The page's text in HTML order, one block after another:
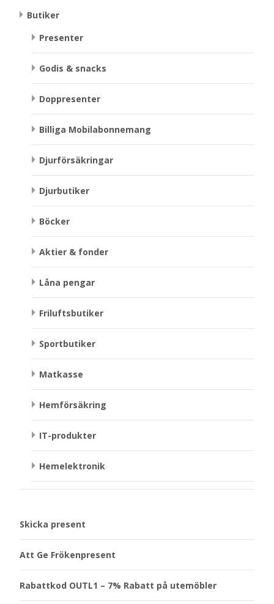
Butiker
Presenter
Godis & snacks
Doppresenter
Billiga Mobilabonnemang
Djurförsäkringar
Djurbutiker
Böcker
Aktier & fonder
Låna pengar
Friluftsbutiker
Sportbutiker
Matkasse
Hemförsäkring
IT-produkter
Hemelektronik
Skicka present
Att Ge Frökenpresent
Rabattkod OUTL1 – 7% Rabatt på utemöbler